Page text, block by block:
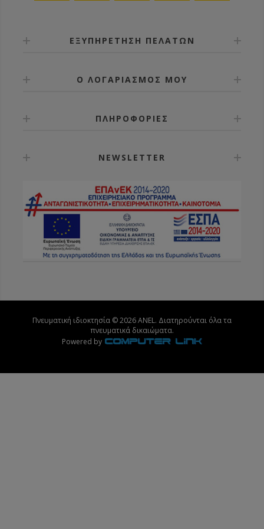
ΕΞΥΠΗΡΕΤΗΣΗ ΠΕΛΑΤΩΝ
Ο ΛΟΓΑΡΙΑΣΜΟΣ ΜΟΥ
ΠΛΗΡΟΦΟΡΙΕΣ
NEWSLETTER
Πνευματική ιδιοκτησία © 2026 ANEL. Διατηρούνται όλα τα
πνευματικά δικαιώματα.
Powered by